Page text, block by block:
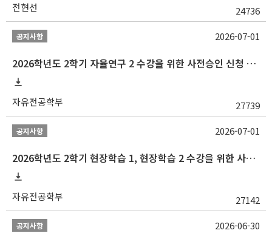
전현선 24736
공지사항
2026학년도 2학기 자율연구 2 수강을 위한 사전승인 신청 안내
자유전공학부 27739
2026-07-01
공지사항
2026학년도 2학기 현장학습 1, 현장학습 2 수강을 위한 사전승인 신청 안내
자유전공학부 27142
2026-07-01
공지사항 2026-06-30